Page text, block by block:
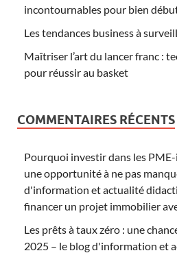
incontournables pour bien
Les tendances business à
Maîtriser l’art du lancer franc :
pour réussir au basket
COMMENTAIRES RÉCENTS
Pourquoi investir dans les
une opportunité à ne pas
d'information et actualité
financer un projet immobilier
Les prêts à taux zéro : une
2025 – le blog d'information et